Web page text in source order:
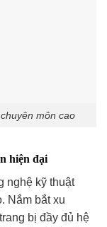
môn cao
hiện đại
nghệ kỹ thuật
Nắm bắt xu
bị đầy đủ hệ